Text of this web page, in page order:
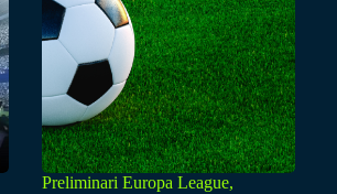
Preliminari Europa League,